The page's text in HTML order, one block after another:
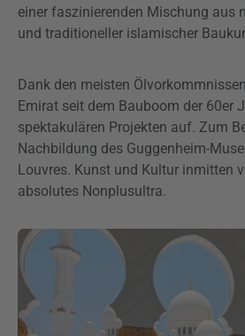
einer faszinierenden Mischung aus
und traditioneller islamischer
Dank den meisten
Emirat seit dem Bauboom der 60er
spektakulären Projekten auf. Zum
Nachbildung des Guggenheim-
Louvres. Kunst und Kultur inmitten
absolutes Nonplusultra.